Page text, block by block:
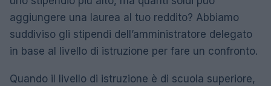
aggiungere una laurea al tuo reddito? Abbiamo
suddiviso gli stipendi dell’amministratore delegato
in base al livello di istruzione per fare un confronto.
Quando il livello di istruzione è di scuola superiore,